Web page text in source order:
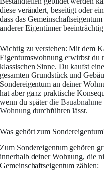
diese verändert, beseitigt oder
dass das
anderer Eigentümer
Wichtig zu verstehen: Mit dem
Eigentumswohnung erwirbst du
klassischen Sinne. Du kaufst
gesamten Grundstück und
Sondereigentum an deiner
hat aber ganz praktische
wenn du späterdie Bauabnahme
Wohnung durchführen lässt.
Was gehört zum
Zum Sondereigentum gehören
innerhalb deiner Wohnung, die
Gemeinschaftseigentum zählen: